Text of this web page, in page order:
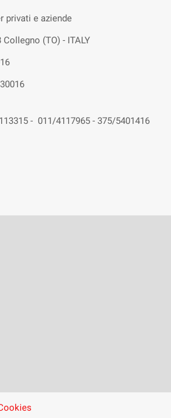
privati e aziende
(TO) - ITALY
- 011/4117965 - 375/5401416